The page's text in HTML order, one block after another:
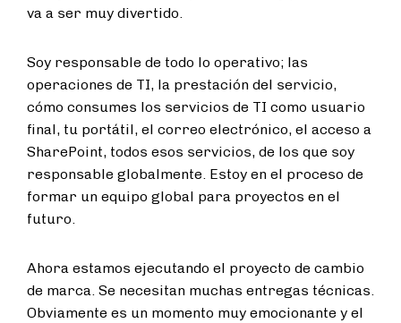
va a ser muy divertido.
Soy responsable de todo lo operativo; las
operaciones de TI, la prestación del servicio,
cómo consumes los servicios de TI como usuario
final, tu portátil, el correo electrónico, el acceso a
SharePoint, todos esos servicios, de los que soy
responsable globalmente. Estoy en el proceso de
formar un equipo global para proyectos en el
futuro.
Ahora estamos ejecutando el proyecto de cambio
de marca. Se necesitan muchas entregas técnicas.
Obviamente es un momento muy emocionante y el